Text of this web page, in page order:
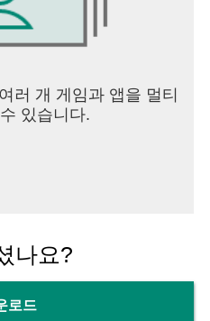
러 개 게임과 앱을 멀티
있습니다.
나요?
로드